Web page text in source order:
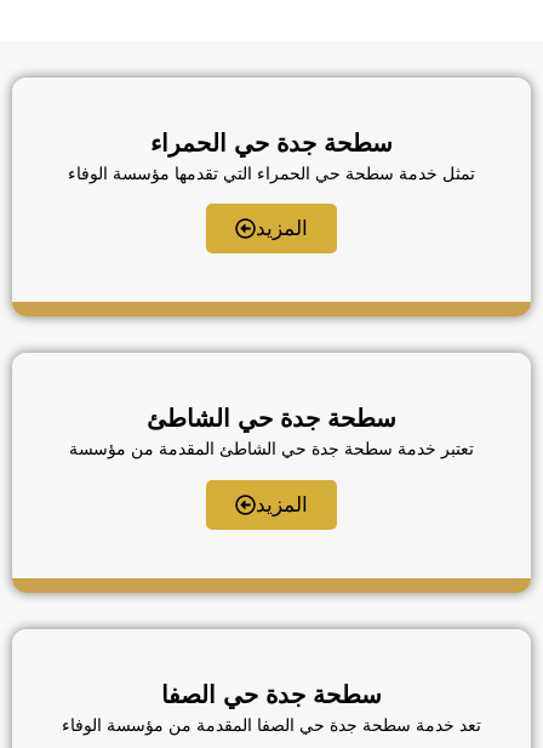
سطحة جدة حي الحمراء
تمثل خدمة سطحة حي الحمراء التي تقدمها مؤسسة الوفاء
للنقل التزامنا الدائم بتوفير أعلى سبل الراحة والأمان لقائدي
المركبات في أحد أرقى أحياء جدة، نحن نعتمد على أحدث
التقنيات في مجال سحب ونقل السيارات، حيث نوفر
والرياضية بكل عناية فائقة. يمتد نطاق عملنا ليشمل كافة
المزيد
سطحة جدة حي الشاطئ
تعتبر خدمة سطحة جدة حي الشاطئ المقدمة من مؤسسة
الوفاء للنقل الخيار الأول والأكثر موثوقية في واحدة من أرقى
مناطق جدة الحيوية. نحن ندرك تماما متطلبات سكان حي
الشاطئ وزوار الواجهة البحرية، لذا وفرنا أسطول متكامل
الفارهة والرياضية بأقصى درجات العناية. يعمل فريقنا
المزيد
سطحة جدة حي الصفا
تعد خدمة سطحة جدة حي الصفا المقدمة من مؤسسة الوفاء